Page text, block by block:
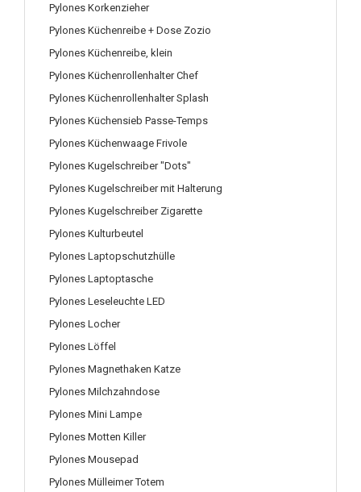
Pylones Korkenzieher
Pylones Küchenreibe + Dose Zozio
Pylones Küchenreibe, klein
Pylones Küchenrollenhalter Chef
Pylones Küchenrollenhalter Splash
Pylones Küchensieb Passe-Temps
Pylones Küchenwaage Frivole
Pylones Kugelschreiber "Dots"
Pylones Kugelschreiber mit Halterung
Pylones Kugelschreiber Zigarette
Pylones Kulturbeutel
Pylones Laptopschutzhülle
Pylones Laptoptasche
Pylones Leseleuchte LED
Pylones Locher
Pylones Löffel
Pylones Magnethaken Katze
Pylones Milchzahndose
Pylones Mini Lampe
Pylones Motten Killer
Pylones Mousepad
Pylones Mülleimer Totem